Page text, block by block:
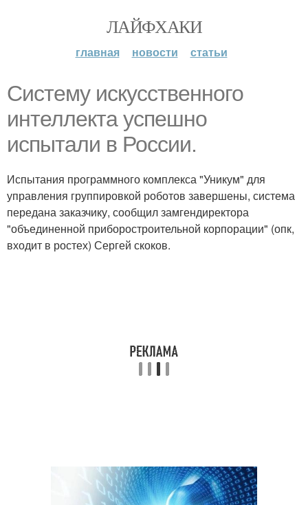
ЛАЙФХАКИ
главная новости статьи
Систему искусственного
интеллекта успешно
испытали в России.
Испытания программного комплекса "Уникум" для
управления группировкой роботов завершены, система
передана заказчику, сообщил замгендиректора
"объединенной приборостроительной корпорации" (опк,
входит в ростех) Сергей скоков.